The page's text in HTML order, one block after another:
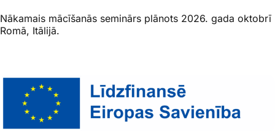
Nākamais mācīšanās seminārs plānots 2026. gada oktobrī
Romā, Itālijā.